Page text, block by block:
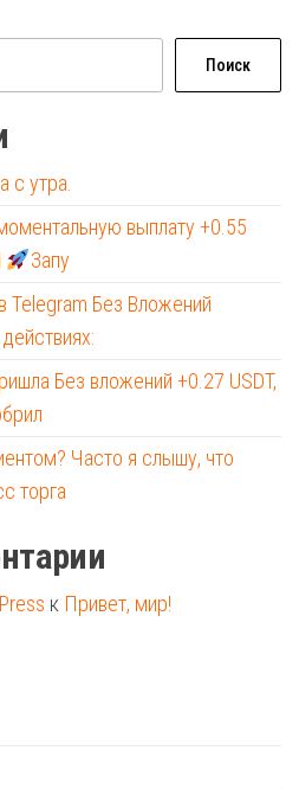
Поиск
с утра.
выплату +0.55
Запу
Telegram Без Вложений
Без вложений +0.27 USDT,
Часто я слышу, что
торга
к Привет, мир!